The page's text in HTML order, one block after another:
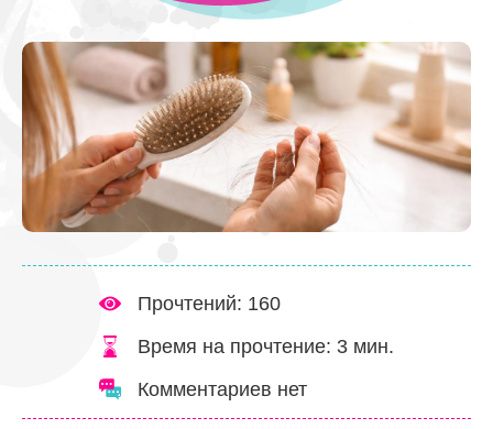
Прочтений: 160
Время на прочтение: 3 мин.
Комментариев нет